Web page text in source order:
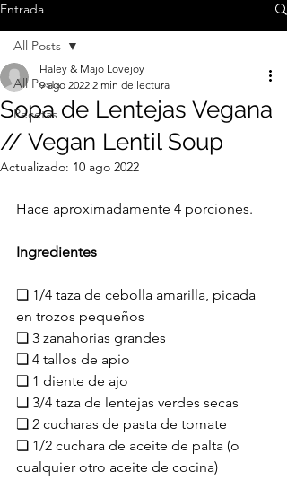
Entrada
All Posts
Recetas
All Posts
Sopa de Lentejas Vegana
// Vegan Lentil Soup
Haley & Majo Lovejoy
9 ago 2022 2 min de lectura
Actualizado: 10 ago 2022
Hace aproximadamente 4 porciones.
Ingredientes
❏ 1/4 taza de cebolla amarilla, picada
en trozos pequeños
❏ 3 zanahorias grandes
❏ 4 tallos de apio
❏ 1 diente de ajo
❏ 3/4 taza de lentejas verdes secas
❏ 2 cucharas de pasta de tomate
❏ 1/2 cuchara de aceite de palta (o
cualquier otro aceite de cocina)